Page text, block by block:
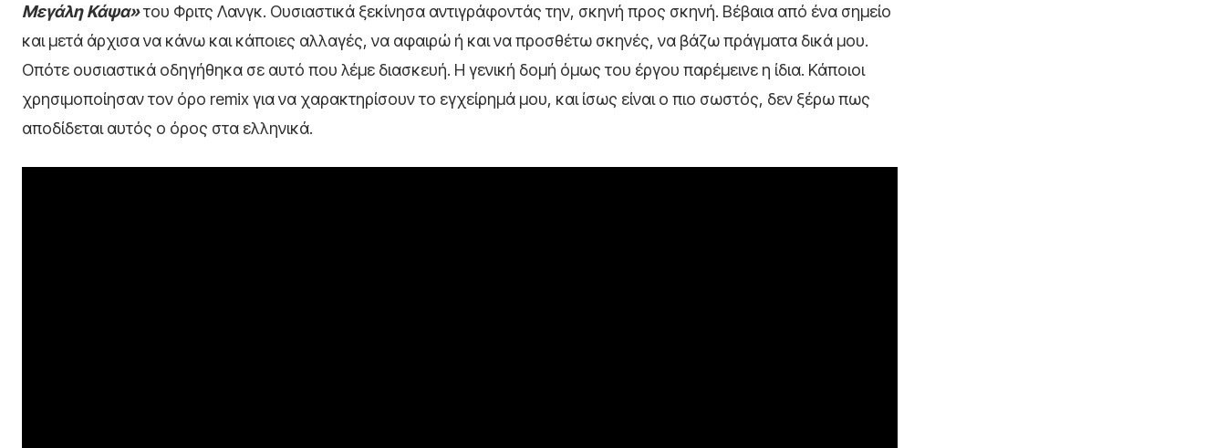
Μεγάλη Κάψα»του Φριτς Λανγκ. Ουσιαστικά ξεκίνησα αντιγράφοντάς την, σκηνή προς σκηνή. Βέβαια από ένα σημείο
και μετά άρχισα να κάνω και κάποιες αλλαγές, να αφαιρώ ή και να προσθέτω σκηνές, να βάζω πράγματα δικά μου.
Οπότε ουσιαστικά οδηγήθηκα σε αυτό που λέμε διασκευή. Η γενική δομή όμως του έργου παρέμεινε η ίδια. Κάποιοι
χρησιμοποίησαν τον όρο remix για να χαρακτηρίσουν το εγχείρημά μου, και ίσως είναι ο πιο σωστός, δεν ξέρω πως
αποδίδεται αυτός ο όρος στα ελληνικά.